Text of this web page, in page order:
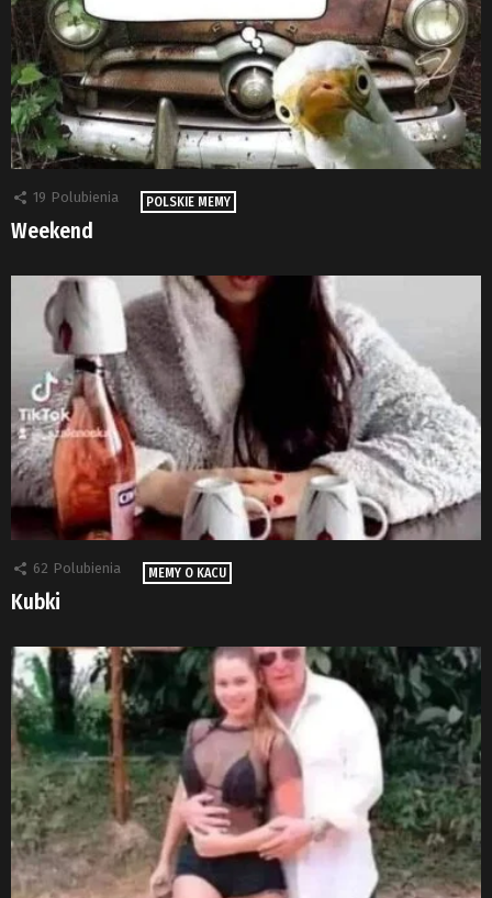
19 Polubienia POLSKIE MEMY
Weekend
62 Polubienia MEMY O KACU
Kubki